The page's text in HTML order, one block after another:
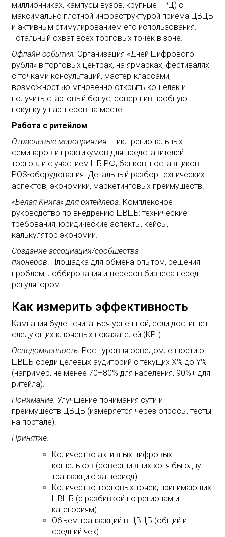
миллионниках, кампусы вузов, крупные ТРЦ) с
максимально плотной инфраструктурой приема ЦВЦБ
и активным стимулированием его использования.
Тотальный охват всех торговых точек в зоне.
Офлайн-события. Организация «Дней Цифрового
рубля» в торговых центрах, на ярмарках, фестивалях
с точками консультаций, мастер-классами,
возможностью мгновенно открыть кошелек и
получить стартовый бонус, совершив пробную
покупку у партнеров на месте.
Работа с ритейлом
Отраслевые мероприятия. Цикл региональных
семинаров и практикумов для представителей
торговли с участием ЦБ РФ, банков, поставщиков
POS-оборудования. Детальный разбор технических
аспектов, экономики, маркетинговых преимуществ.
«Белая Книга» для ритейлера. Комплексное
руководство по внедрению ЦВЦБ: технические
требования, юридические аспекты, кейсы,
калькулятор экономии.
Создание ассоциации/сообщества
пионеров . Площадка для обмена опытом, решения
проблем, лоббирования интересов бизнеса перед
регулятором.
Как измерить эффективность
Кампания будет считаться успешной, если достигнет
следующих ключевых показателей (KPI):
Осведомленность. Рост уровня осведомленности о
ЦВЦБ среди целевых аудиторий с текущих X% до Y%
(например, не менее 70–80% для населения, 90%+ для
ритейла).
Понимание. Улучшение понимания сути и
преимуществ ЦВЦБ (измеряется через опросы, тесты
на портале).
Принятие.
Количество активных цифровых
кошельков (совершивших хотя бы одну
транзакцию за период).
Количество торговых точек, принимающих
ЦВЦБ (с разбивкой по регионам и
категориям).
Объем транзакций в ЦВЦБ (общий и
средний чек).